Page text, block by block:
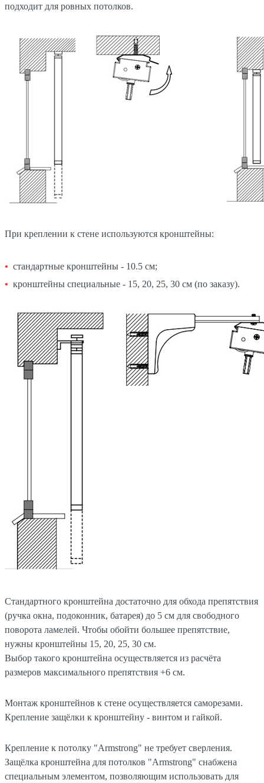
подходит для ровных потолков.
При креплении к стене используются кронштейны:
стандартные кронштейны - 10.5 см;
кронштейны специальные - 15, 20, 25, 30 см (по заказу).
Стандартного кронштейна достаточно для обхода препятствия
(ручка окна, подоконник, батарея) до 5 см для свободного
поворота ламелей. Чтобы обойти большее препятствие,
нужны кронштейны 15, 20, 25, 30 см.
Выбор такого кронштейна осуществляется из расчёта
размеров максимального препятствия +6 см.
Монтаж кронштейнов к стене осуществляется саморезами.
Крепление защёлки к кронштейну - винтом и гайкой.
Крепление к потолку "Armstrong" не требует сверления.
Защёлка кронштейна для потолков "Armstrong" снабжена
специальным элементом, позволяющим использовать для